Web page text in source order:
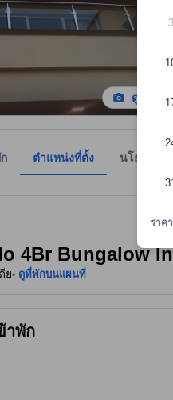
3
ราค
ดูรูปทั้งห
ตำแหน่งที่ตั้ง นโยบายที่พั
4Br Bungalow
ย- ดูที่พักบนแผนที่
าพัก